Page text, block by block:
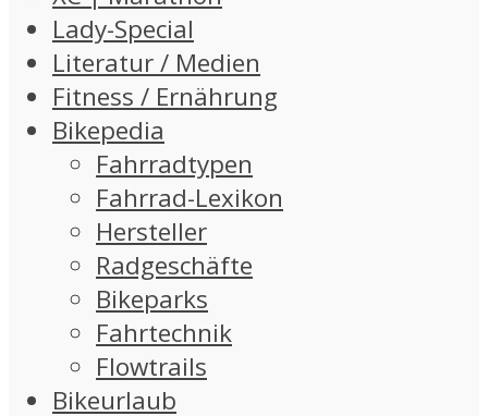
Lady-Special
Literatur / Medien
Fitness / Ernährung
Bikepedia
Fahrradtypen
Fahrrad-Lexikon
Hersteller
Radgeschäfte
Bikeparks
Fahrtechnik
Flowtrails
Bikeurlaub